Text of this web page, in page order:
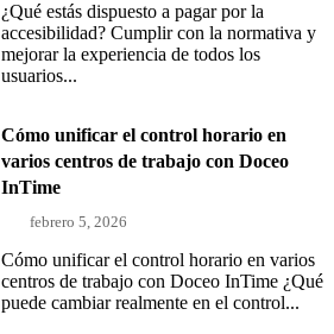
¿Qué estás dispuesto a pagar por la
accesibilidad? Cumplir con la normativa y
mejorar la experiencia de todos los
usuarios...
Cómo unificar el control horario en
varios centros de trabajo con Doceo
InTime
febrero 5, 2026
Cómo unificar el control horario en varios
centros de trabajo con Doceo InTime ¿Qué
puede cambiar realmente en el control...